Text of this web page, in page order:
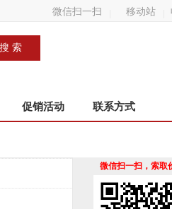
微信扫一扫 移动站
促销活动 联系方式
微信扫一扫，索取